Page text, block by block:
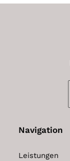
Navigation
Leistungen